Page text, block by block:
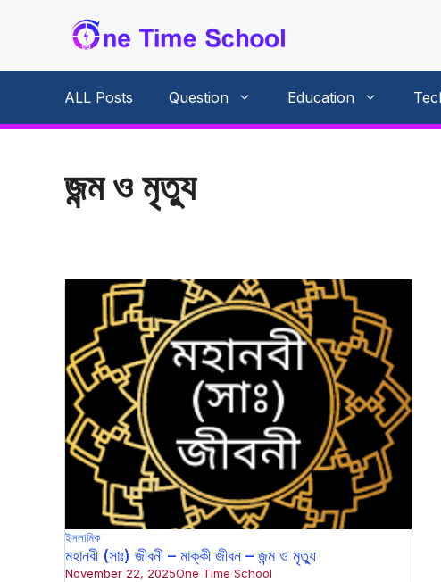
content
ALL Posts Question Education
জন্ম ও মৃত্যু
ইসলামিক
মহানবী (সাঃ) জীবনী – মাক্কী জীবন – জন্ম ও মৃত্যু
November 22, 2025One Time School